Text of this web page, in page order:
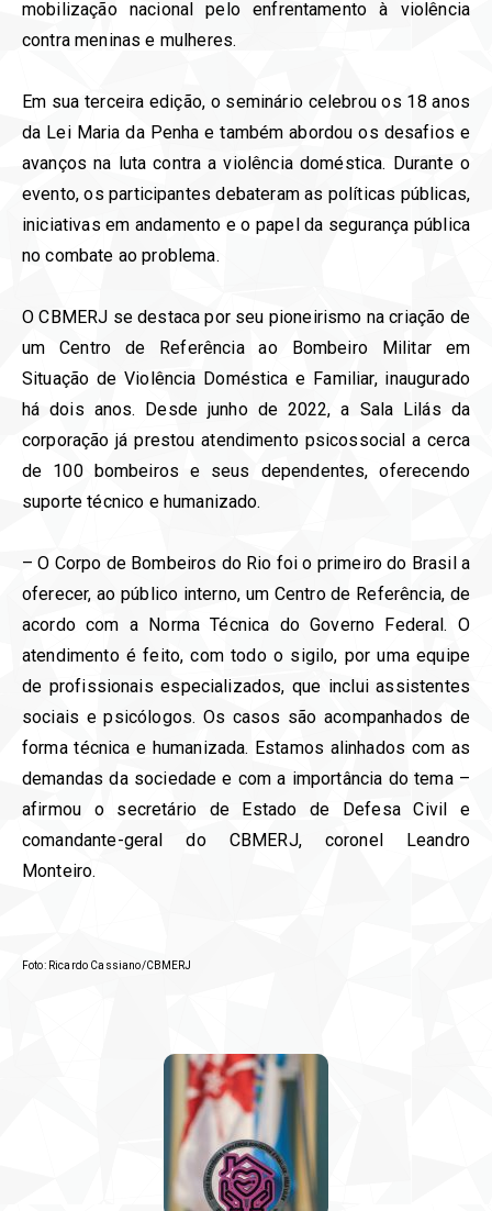
mobilização nacional pelo enfrentamento à violência
contra meninas e mulheres.
Em sua terceira edição, o seminário celebrou os 18 anos
da Lei Maria da Penha e também abordou os desafios e
avanços na luta contra a violência doméstica. Durante o
evento, os participantes debateram as políticas públicas,
iniciativas em andamento e o papel da segurança pública
no combate ao problema.
O CBMERJ se destaca por seu pioneirismo na criação de
um Centro de Referência ao Bombeiro Militar em
Situação de Violência Doméstica e Familiar, inaugurado
há dois anos. Desde junho de 2022, a Sala Lilás da
corporação já prestou atendimento psicossocial a cerca
de 100 bombeiros e seus dependentes, oferecendo
suporte técnico e humanizado.
– O Corpo de Bombeiros do Rio foi o primeiro do Brasil a
oferecer, ao público interno, um Centro de Referência, de
acordo com a Norma Técnica do Governo Federal. O
atendimento é feito, com todo o sigilo, por uma equipe
de profissionais especializados, que inclui assistentes
sociais e psicólogos. Os casos são acompanhados de
forma técnica e humanizada. Estamos alinhados com as
demandas da sociedade e com a importância do tema –
afirmou o secretário de Estado de Defesa Civil e
comandante-geral do CBMERJ, coronel Leandro
Monteiro.
Foto: Ricardo Cassiano/CBMERJ